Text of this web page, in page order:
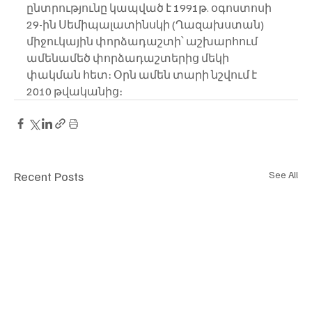
ընտրությունը կապված է 1991թ. օգոստոսի
29-ին Սեմիպալատինսկի (Ղազախստան)
միջուկային փորձադաշտի՝ աշխարհում
ամենամեծ փորձադաշտերից մեկի
փակման հետ։ Օրն ամեն տարի նշվում է
2010 թվականից։
Recent Posts See All